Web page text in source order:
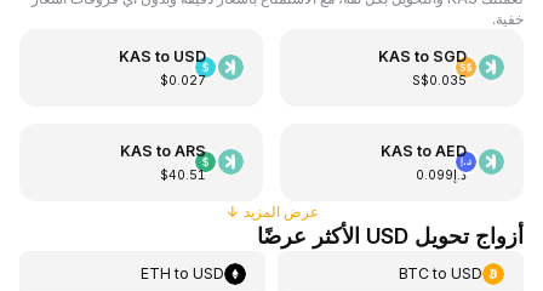
خفية.
KAS to SGD
S$0.035
KAS to USD
$0.027
KAS toAED
د.إ0.099
KAS toARS
$40.51
عرض المزيد ↓
أزواج تحويل USD الأكثر عرضًا
BTCtoUSD
ETH toUSD